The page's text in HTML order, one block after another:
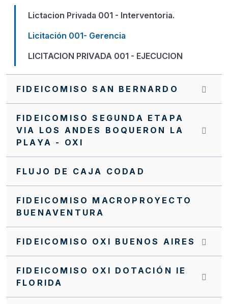
Lictacion Privada 001 - Interventoria.
Licitación 001- Gerencia
LICITACION PRIVADA 001 - EJECUCION
FIDEICOMISO SAN BERNARDO
FIDEICOMISO SEGUNDA ETAPA
VIA LOS ANDES BOQUERON LA
PLAYA - OXI
FLUJO DE CAJA CODAD
FIDEICOMISO MACROPROYECTO
BUENAVENTURA
FIDEICOMISO OXI BUENOS AIRES
FIDEICOMISO OXI DOTACIÓN IE
FLORIDA